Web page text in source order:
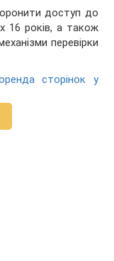
доступ до
16 років, а також
перевірки
сторінок у